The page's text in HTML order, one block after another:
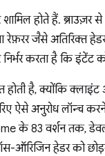
होते हैं.
रेफ़रर जैसे अतिरिक्त
करता है कि
है, क्योंकि क्लाइंट
ऐसे अनुरोध लॉन्च करने
के 83 वर्शन तक,
ऑरिजिन हेडर को